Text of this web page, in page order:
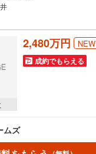
2,480万円 NEW
成約でもらえる
ムズ